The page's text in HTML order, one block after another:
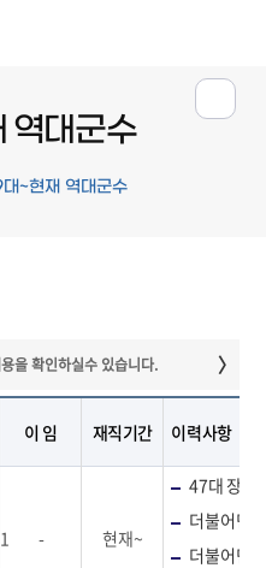
역대군수
~현재 역대군수
이 임 재직기간 이력사항
- 현재~
47대 장수
더불어민
더불어민